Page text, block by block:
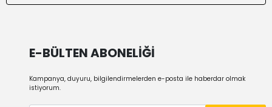
E-BÜLTEN ABONELİĞİ
Kampanya, duyuru, bilgilendirmelerden e-posta ile haberdar olmak
istiyorum.